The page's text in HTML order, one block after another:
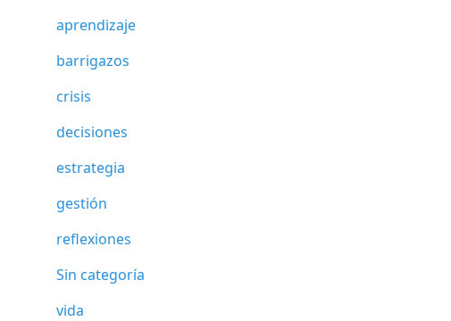
aprendizaje
barrigazos
crisis
decisiones
estrategia
gestión
reflexiones
Sin categoría
vida